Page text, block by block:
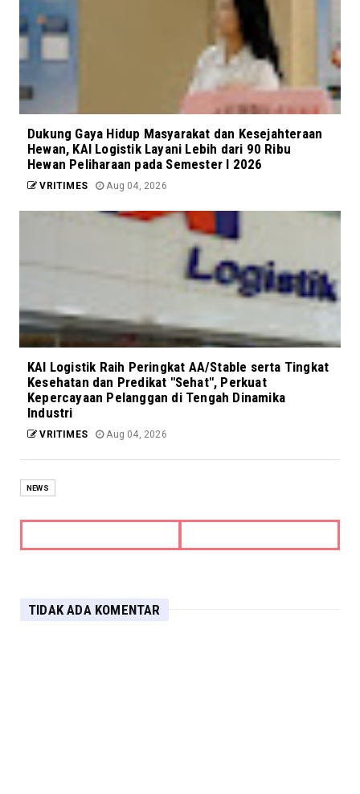
Dukung Gaya Hidup Masyarakat dan Kesejahteraan
Hewan, KAI Logistik Layani Lebih dari 90 Ribu
Hewan Peliharaan pada Semester I 2026
VRITIMES Aug 04, 2026
KAI Logistik Raih Peringkat AA/Stable serta Tingkat
Kesehatan dan Predikat "Sehat", Perkuat
Kepercayaan Pelanggan di Tengah Dinamika
Industri
VRITIMES Aug 04, 2026
NEWS
TIDAK ADA KOMENTAR